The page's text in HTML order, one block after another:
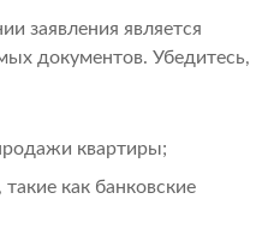
заявления является
документов. Убедитесь,
квартиры;
как банковские